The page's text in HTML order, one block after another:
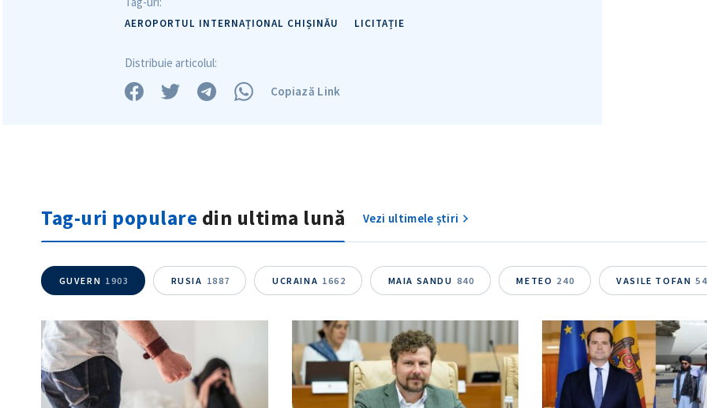
AEROPORTUL INTERNAȚIONAL CHIȘINĂU LICITAȚIE
Distribuie articolul:
Copiază Link
Tag-uri populare din ultima lună Vezi ultimele știri
GUVERN 1903 RUSIA 1887 UCRAINA 1662 MAIA SANDU 840 METEO 240 VASILE TOFAN 54